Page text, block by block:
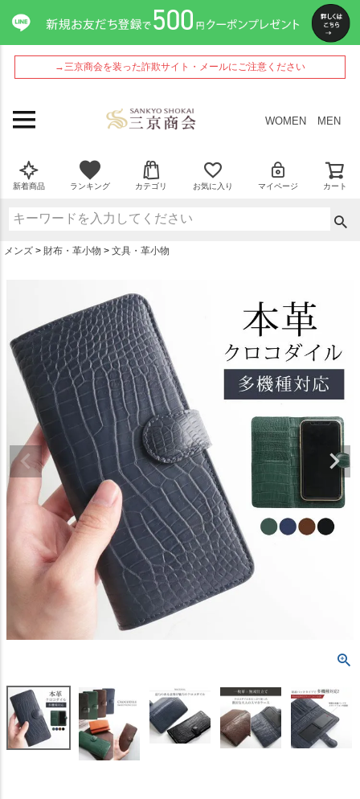
→三京商会を装った詐欺サイト・メールにご注意ください
WOMEN MEN
新着商品 ランキング カテゴリ お気に入り マイページ カート
メンズ 財布・革小物 文具・革小物
ペー
ジト
ップ
へ